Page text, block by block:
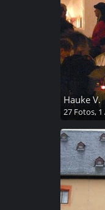
Hauke V.
27 Fotos, 1